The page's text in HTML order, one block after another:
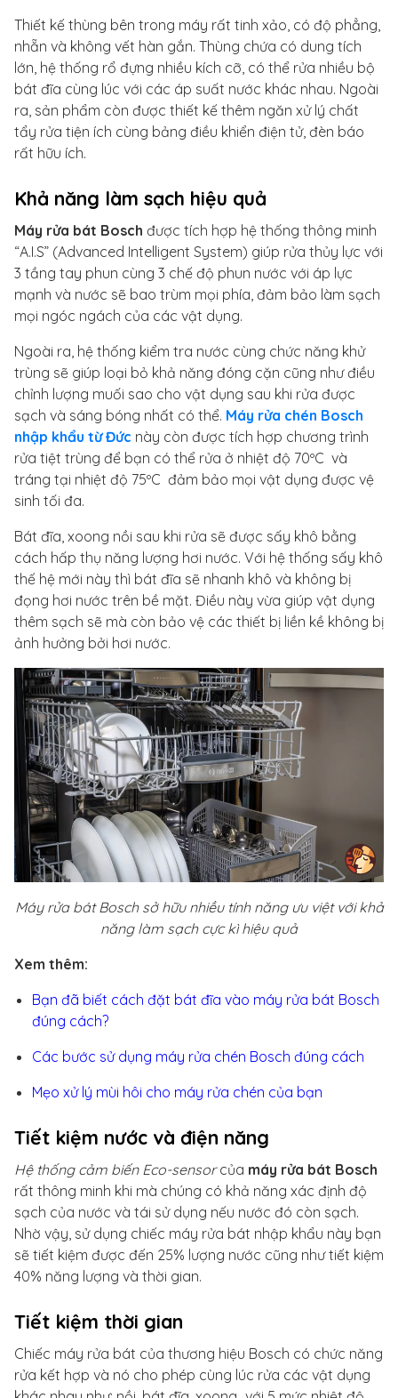
Thiết kế thùng bên trong máy rất tinh xảo, có độ phẳng,
nhẵn và không vết hàn gắn. Thùng chứa có dung tích
lớn, hệ thống rổ đựng nhiều kích cỡ, có thể rửa nhiều bộ
bát đĩa cùng lúc với các áp suất nước khác nhau. Ngoài
ra, sản phẩm còn được thiết kế thêm ngăn xử lý chất
tẩy rửa tiện ích cùng bảng điều khiển điện tử, đèn báo
rất hữu ích.
Khả năng làm sạch hiệu quả
Máy rửa bát Bosch được tích hợp hệ thống thông minh
“A.I.S” (Advanced Intelligent System) giúp rửa thủy lực với
3 tầng tay phun cùng 3 chế độ phun nước với áp lực
mạnh và nước sẽ bao trùm mọi phía, đảm bảo làm sạch
mọi ngóc ngách của các vật dụng.
Ngoài ra, hệ thống kiểm tra nước cùng chức năng khử
trùng sẽ giúp loại bỏ khả năng đóng cặn cũng như điều
chỉnh lượng muối sao cho vật dụng sau khi rửa được
sạch và sáng bóng nhất có thể. Máy rửa chén Bosch
nhập khẩu từ Đức này còn được tích hợp chương trình
rửa tiệt trùng để bạn có thể rửa ở nhiệt độ 70ºC và
tráng tại nhiệt độ 75ºC đảm bảo mọi vật dụng được vệ
sinh tối đa.
Bát đĩa, xoong nồi sau khi rửa sẽ được sấy khô bằng
cách hấp thụ năng lượng hơi nước. Với hệ thống sấy khô
thế hệ mới này thì bát đĩa sẽ nhanh khô và không bị
đọng hơi nước trên bề mặt. Điều này vừa giúp vật dụng
thêm sạch sẽ mà còn bảo vệ các thiết bị liền kề không bị
ảnh hưởng bởi hơi nước.
Máy rửa bát Bosch sở hữu nhiều tính năng ưu việt với khả
năng làm sạch cực kì hiệu quả
Xem thêm:
Bạn đã biết cách đặt bát đĩa vào máy rửa bát Bosch
đúng cách?
Các bước sử dụng máy rửa chén Bosch đúng cách
Mẹo xử lý mùi hôi cho máy rửa chén của bạn
Tiết kiệm nước và điện năng
Hệ thống cảm biến Eco-sensorcủa máy rửa bát Bosch
rất thông minh khi mà chúng có khả năng xác định độ
sạch của nước và tái sử dụng nếu nước đó còn sạch.
Nhờ vậy, sử dụng chiếc máy rửa bát nhập khẩu này bạn
sẽ tiết kiệm được đến 25% lượng nước cũng như tiết kiệm
40% năng lượng và thời gian.
Tiết kiệm thời gian
Chiếc máy rửa bát của thương hiệu Bosch có chức năng
rửa kết hợp và nó cho phép cùng lúc rửa các vật dụng